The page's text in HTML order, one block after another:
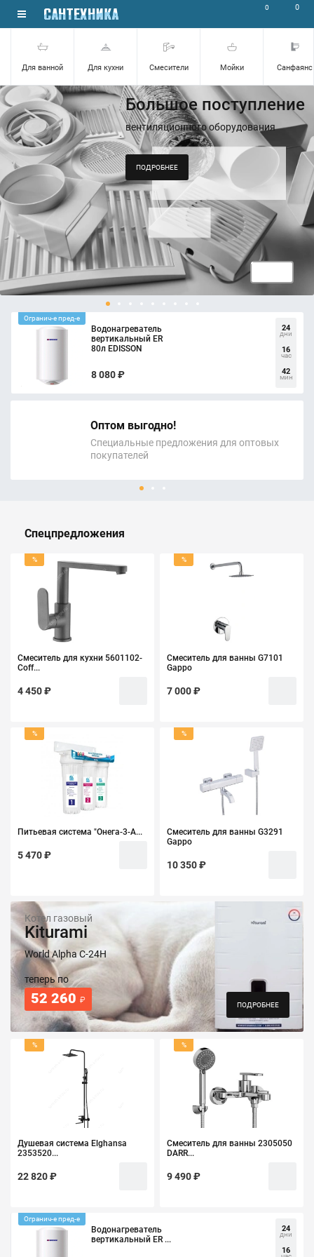
0 0
Для ванной Для кухни Смесители Мойки Санфаянс
Большое поступление
вентиляционного оборудования
ПОДРОБНЕЕ
Огранич-е пред-е
Водонагреватель
вертикальный ER
80л EDISSON
8 080 ₽
24
дни
16
час
42
мин
Оптом выгодно!
Специальные предложения для оптовых
покупателей
Спецпредложения
%
Смеситель для кухни 5601102-
Coff...
4 450 ₽
%
Смеситель для ванны G7101
Gappo
7 000 ₽
%
Питьевая система "Онега-3-А...
5 470 ₽
%
Смеситель для ванны G3291
Gappo
10 350 ₽
Котел газовый
Kiturami
World Alpha C-24H
теперь по
52 260 ₽ ПОДРОБНЕЕ
%
Душевая система Elghansa
2353520...
22 820 ₽
%
Смеситель для ванны 2305050
DARR...
9 490 ₽
Огранич-е пред-е
Водонагреватель
вертикальный ER ...
24
дни
16